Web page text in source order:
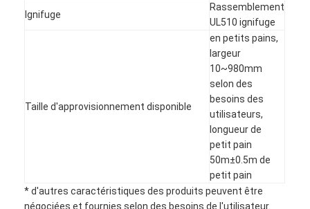
Ignifuge
Rassemblement
UL510 ignifuge
Taille d'approvisionnement disponible
en petits pains,
largeur
10~980mm
selon des
besoins des
utilisateurs,
longueur de
petit pain
50m±0.5m de
petit pain
* d'autres caractéristiques des produits peuvent être
négociées et fournies selon des besoins de l'utilisateur.